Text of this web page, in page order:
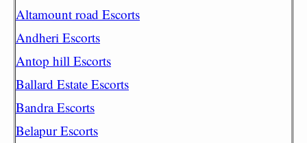
Altamount road Escorts
Andheri Escorts
Antop hill Escorts
Ballard Estate Escorts
Bandra Escorts
Belapur Escorts